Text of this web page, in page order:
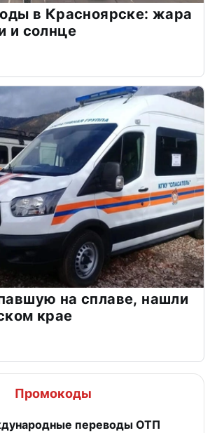
в Красноярске: жара
и солнце
на сплаве, нашли
крае
Промокоды
переводы ОТП